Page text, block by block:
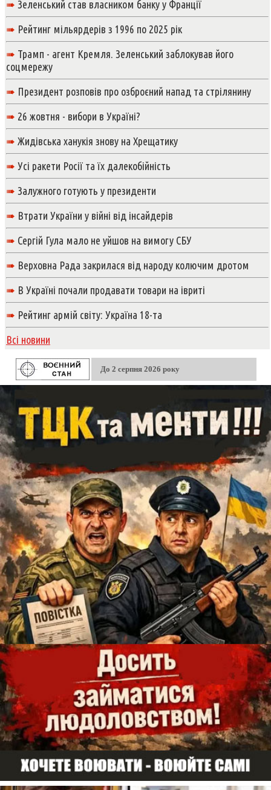
➠ Зеленський став власником банку у Франції
➠ Рейтинг мільярдерів з 1996 по 2025 рік
➠ Трамп - агент Кремля. Зеленський заблокував його
соцмережу
➠ Президент розповів про озброєний напад та стрілянину
➠ 26 жовтня - вибори в Україні?
➠ Жидівська ханукія знову на Хрещатику
➠ Усі ракети Росії та їх далекобійність
➠ Залужного готують у президенти
➠ Втрати України у війні від інсайдерів
➠ Сергій Гула мало не уйшов на вимогу СБУ
➠ Верховна Рада закрилася від народу колючим дротом
➠ В Україні почали продавати товари на івриті
➠ Рейтинг армій світу: Україна 18-та
Всі новини
До 2 серпня 2026 року